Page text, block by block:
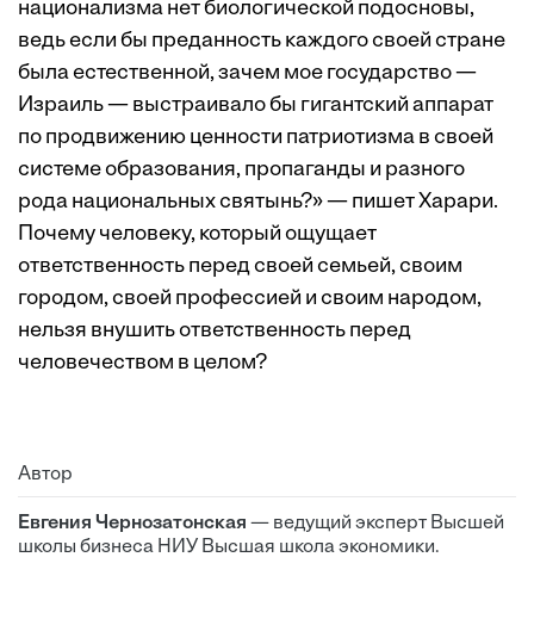
национализма нет биологической подосновы,
ведь если бы преданность каждого своей стране
была естественной, зачем мое государство —
Израиль — выстраивало бы гигантский аппарат
по продвижению ценности патриотизма в своей
системе образования, пропаганды и разного
рода национальных святынь?» — пишет Харари.
Почему человеку, который ощущает
ответственность перед своей семьей, своим
городом, своей профессией и своим народом,
нельзя внушить ответственность перед
человечеством в целом?
Автор
Евгения Чернозатонская — ведущий эксперт Высшей
школы бизнеса НИУ Высшая школа экономики.